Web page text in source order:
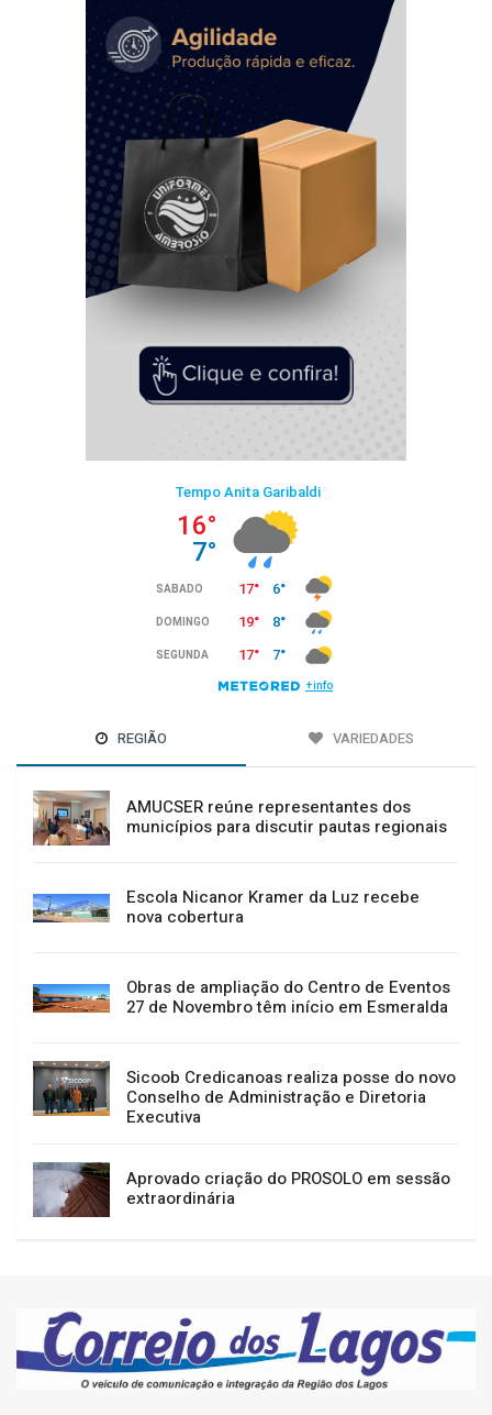
REGIÃO VARIEDADES
AMUCSER reúne representantes dos
municípios para discutir pautas regionais
Escola Nicanor Kramer da Luz recebe
nova cobertura
Obras de ampliação do Centro de Eventos
27 de Novembro têm início em Esmeralda
Sicoob Credicanoas realiza posse do novo
Conselho de Administração e Diretoria
Executiva
Aprovado criação do PROSOLO em sessão
extraordinária